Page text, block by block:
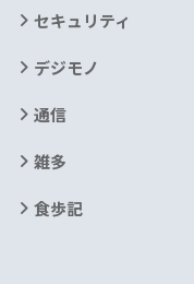
セキュリティ
デジモノ
通信
雑多
食歩記